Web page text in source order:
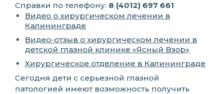
Справки по телефону: 8 (4012) 697 661
Видео о хирургическом лечении в
Калининграде
Видео-отзыв о хирургическом лечении в
детской глазной клинике «Ясный Взор»
Хирургическое отделение в Калининграде
Сегодня дети с серьезной глазной
патологией имеют возможность получить